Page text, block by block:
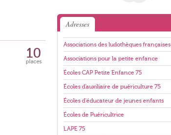
places
10
Adresses
Associations des ludothèques françaises
Associations pour la petite enfance
Écoles CAP Petite Enfance 75
Écoles d'auxiliaire de puériculture 75
Écoles d'éducateur de jeunes enfants
Écoles de Puéricultrice
LAPE 75